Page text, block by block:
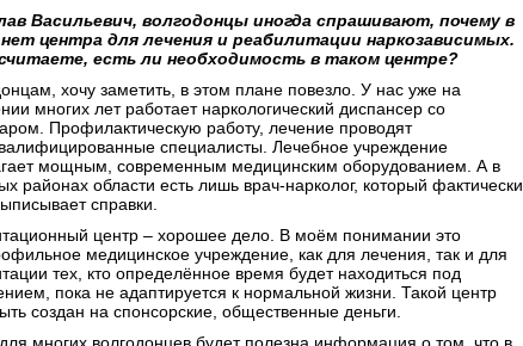
Васильевич, волгодонцы иногда спрашивают, почему в
центра для лечения и реабилитации наркозависимых.
есть ли необходимость в таком центре?
хочу заметить, в этом плане повезло. У нас уже на
многих лет работает наркологический диспансер со
Профилактическую работу, лечение проводят
специалисты. Лечебное учреждение
мощным, современным медицинским оборудованием. А в
районах области есть лишь врач-нарколог, который фактически
справки.
центр – хорошее дело. В моём понимании это
медицинское учреждение, как для лечения, так и для
тех, кто определённое время будет находиться под
пока не адаптируется к нормальной жизни. Такой центр
создан на спонсорские, общественные деньги.